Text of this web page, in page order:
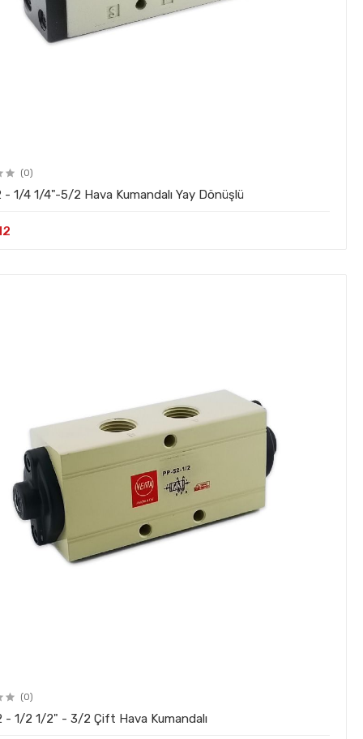
(0)
PY - 52 - 1/4 1/4"-5/2 Hava Kumandalı Yay Dönüşlü
(0)
PP - 52 - 1/2 1/2" - 3/2 Çift Hava Kumandalı